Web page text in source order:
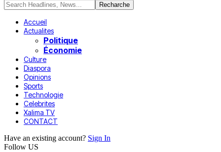
Accueil
Actualites
Politique
Économie
Culture
Diaspora
Opinions
Sports
Technologie
Celebrites
Xalima TV
CONTACT
Have an existing account? Sign In
Follow US